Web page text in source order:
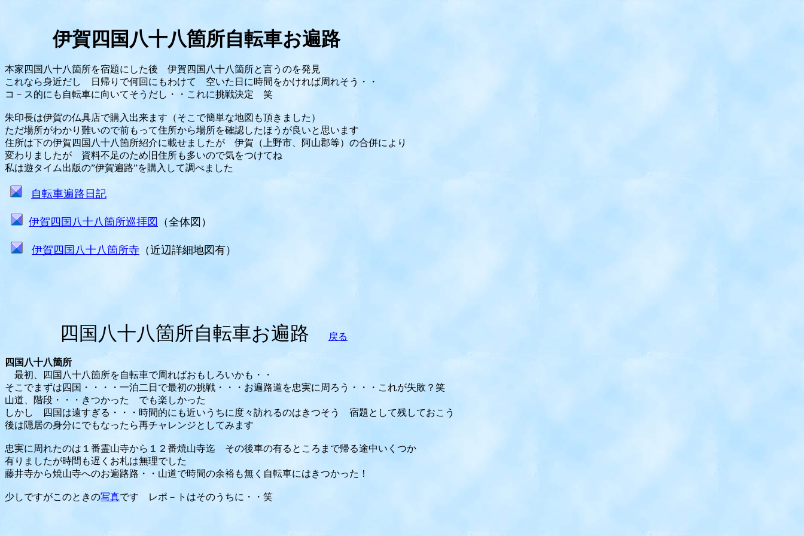
伊賀四国八十八箇所自転車お遍路
本家四国八十八箇所を宿題にした後 伊賀四国八十八箇所と言うのを発見
これなら身近だし 日帰りで何回にもわけて 空いた日に時間をかければ周れそう・・
コ－ス的にも自転車に向いてそうだし・・これに挑戦決定 笑
朱印長は伊賀の仏具店で購入出来ます（そこで簡単な地図も頂きました）
ただ場所がわかり難いので前もって住所から場所を確認したほうが良いと思います
住所は下の伊賀四国八十八箇所紹介に載せましたが 伊賀（上野市、阿山郡等）の合併により
変わりましたが 資料不足のため旧住所も多いので気をつけてね
私は遊タイム出版の”伊賀遍路”を購入して調べました
自転車遍路日記
伊賀四国八十八箇所巡拝図 （全体図）
伊賀四国八十八箇所寺 （近辺詳細地図有）
四国八十八箇所自転車お遍路 戻る
四国八十八箇所
最初、四国八十八箇所を自転車で周ればおもしろいかも・・
そこでまずは四国・・・・一泊二日で最初の挑戦・・・お遍路道を忠実に周ろう・・・これが失敗？笑
山道、階段・・・きつかった でも楽しかった
しかし 四国は遠すぎる・・・時間的にも近いうちに度々訪れるのはきつそう 宿題として残しておこう
後は隠居の身分にでもなったら再チャレンジとしてみます
忠実に周れたのは１番霊山寺から１２番焼山寺迄 その後車の有るところまで帰る途中いくつか
有りましたが時間も遅くお札は無理でした
藤井寺から焼山寺へのお遍路路・・山道で時間の余裕も無く自転車にはきつかった！
少しですがこのときの写真です レポ－トはそのうちに・・笑